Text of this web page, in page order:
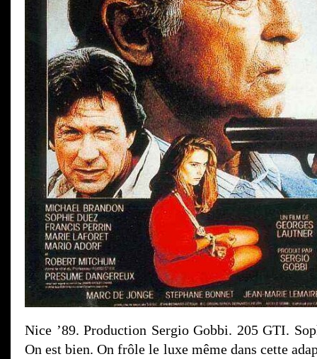
Nice ’89. Production Sergio Gobbi. 205 GTI.
On est bien. On frôle le luxe même dans cette